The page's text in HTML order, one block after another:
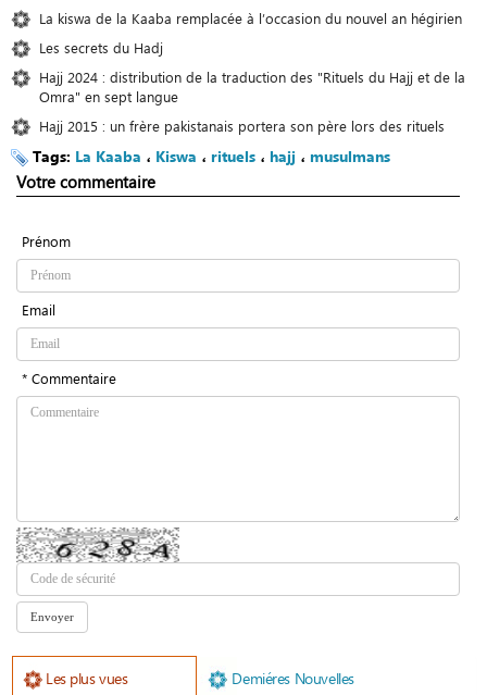
La kiswa de la Kaaba remplacée à l’occasion du nouvel an hégirien
Les secrets du Hadj
Hajj 2024 : distribution de la traduction des "Rituels du Hajj et de la
Omra" en sept langue
Hajj 2015 : un frère pakistanais portera son père lors des rituels
Tags: La Kaaba ، Kiswa ، rituels ، hajj ، musulmans
Votre commentaire
Prénom
Email
* Commentaire
Les plus vues Demiéres Nouvelles